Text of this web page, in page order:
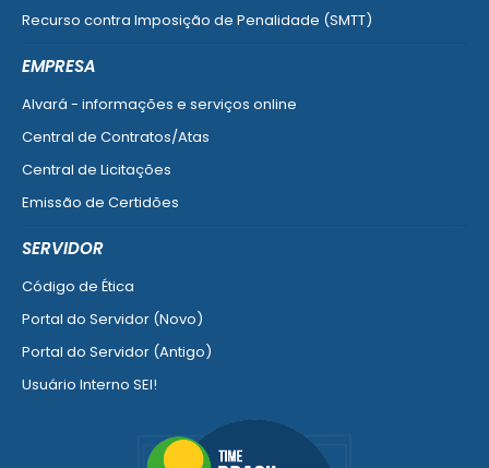
Recurso contra Imposição de Penalidade (SMTT)
EMPRESA
Alvará - informações e serviços online
Central de Contratos/Atas
Central de Licitações
Emissão de Certidões
SERVIDOR
Código de Ética
Portal do Servidor (Novo)
Portal do Servidor (Antigo)
Usuário Interno SEI!